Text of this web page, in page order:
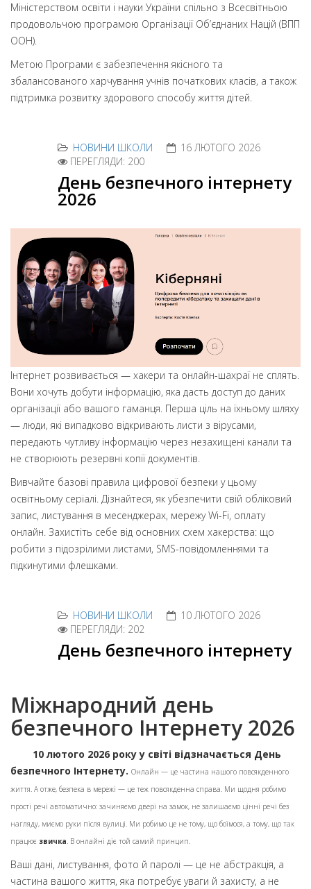
Міністерством освіти і науки України спільно з Всесвітньою
продовольчою програмою Організації Об’єднаних Націй (ВПП
ООН).
Метою Програми є забезпечення якісного та
збалансованого харчування учнів початкових класів, а також
підтримка розвитку здорового способу життя дітей.
НОВИНИ ШКОЛИ
16 ЛЮТОГО 2026
ПЕРЕГЛЯДИ: 200
День безпечного інтернету
2026
Інтернет розвивається — хакери та онлайн-шахраї не сплять.
Вони хочуть добути інформацію, яка дасть доступ до даних
організації або вашого гаманця. Перша ціль на їхньому шляху
— люди, які випадково відкривають листи з вірусами,
передають чутливу інформацію через незахищені канали та
не створюють резервні копії документів.
Вивчайте базові правила цифрової безпеки у цьому
освітньому серіалі. Дізнайтеся, як убезпечити свій обліковий
запис, листування в месенджерах, мережу Wi-Fi, оплату
онлайн. Захистіть себе від основних схем хакерства: що
робити з підозрілими листами, SMS-повідомленнями та
підкинутими флешками.
НОВИНИ ШКОЛИ
10 ЛЮТОГО 2026
ПЕРЕГЛЯДИ: 202
День безпечного інтернету
Міжнародний день
безпечного Інтернету 2026
10 лютого 2026 року у світі відзначається День
безпечного Інтернету. Онлайн — це частина нашого повсякденного
життя. А отже, безпека в мережі — це теж повсякденна справа. Ми щодня робимо
прості речі автоматично: зачиняємо двері на замок, не залишаємо цінні речі без
нагляду, миємо руки після вулиці. Ми робимо це не тому, що боїмося, а тому, що так
працює звичка . В онлайні діє той самий принцип.
Ваші дані, листування, фото й паролі — це не абстракція, а
частина вашого життя, яка потребує уваги й захисту, а не